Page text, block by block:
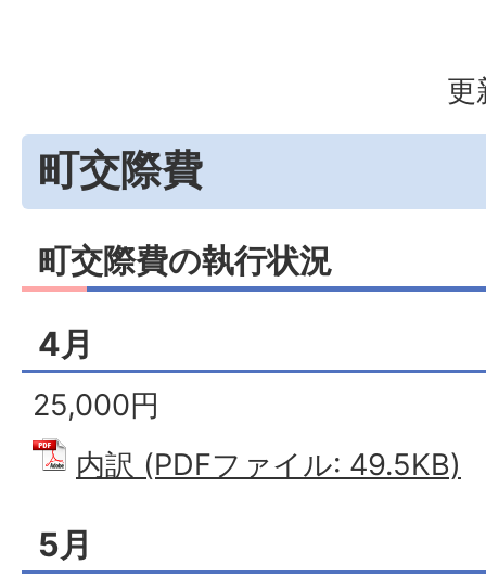
更
町交際費
町交際費の執行状況
4月
25,000円
内訳 (PDFファイル: 49.5KB)
5月